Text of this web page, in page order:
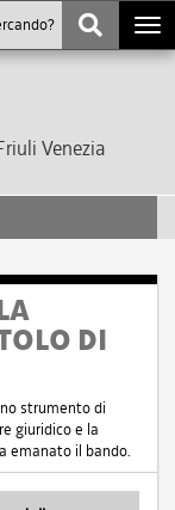
Venezia
DI
strumento di
giuridico e la
emanato il bando.